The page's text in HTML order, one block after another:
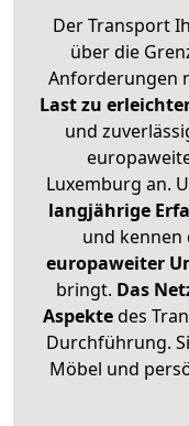
Der Transport
über die
Anforderungen
Last zu
und
Luxemburg an.
langjährige
und kennen
europaweiter
bringt. Das
Aspektedes
Durchführung.
Möbel und